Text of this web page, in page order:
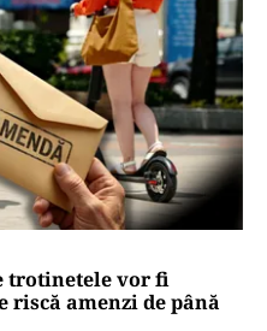
trotinetele vor fi
amenzi de până